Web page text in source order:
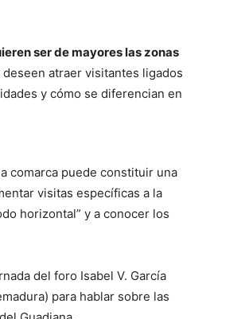
ser de mayores las zonas
atraer visitantes ligados
y cómo se diferencian en
comarca puede constituir una
visitas específicas a la
horizontal” y a conocer los
del foro Isabel V. García
para hablar sobre las